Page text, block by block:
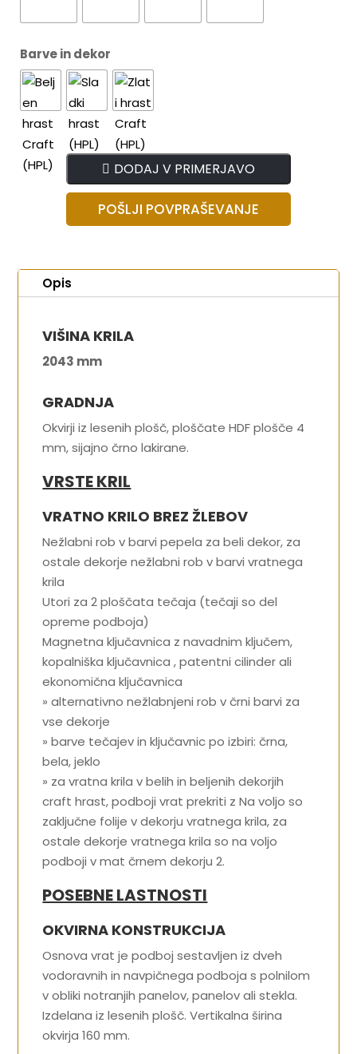
Barve in dekor
DODAJ V PRIMERJAVO
POŠLJI POVPRAŠEVANJE
Opis
VIŠINA KRILA
2043 mm
GRADNJA
Okvirji iz lesenih plošč, ploščate HDF plošče 4
mm, sijajno črno lakirane.
VRSTE KRIL
VRATNO KRILO BREZ ŽLEBOV
Nežlabni rob v barvi pepela za beli dekor, za
ostale dekorje nežlabni rob v barvi vratnega
krila
Utori za 2 ploščata tečaja (tečaji so del
opreme podboja)
Magnetna ključavnica z navadnim ključem,
kopalniška ključavnica , patentni cilinder ali
ekonomična ključavnica
» alternativno nežlabnjeni rob v črni barvi za
vse dekorje
» barve tečajev in ključavnic po izbiri: črna,
bela, jeklo
» za vratna krila v belih in beljenih dekorjih
craft hrast, podboji vrat prekriti z Na voljo so
zaključne folije v dekorju vratnega krila, za
ostale dekorje vratnega krila so na voljo
podboji v mat črnem dekorju 2.
POSEBNE LASTNOSTI
OKVIRNA KONSTRUKCIJA
Osnova vrat je podboj sestavljen iz dveh
vodoravnih in navpičnega podboja s polnilom
v obliki notranjih panelov, panelov ali stekla.
Izdelana iz lesenih plošč. Vertikalna širina
okvirja 160 mm.